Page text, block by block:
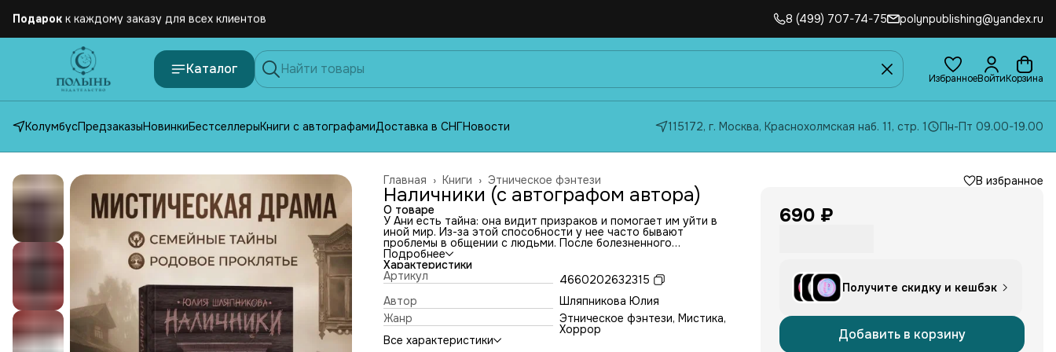
Бесплатная доставка по России от 2500 рублей 8 (499) 707-74-75 polynpublishing@yandex.ru
Каталог
ИзбранноеВойтиКорзина
КолумбусПредзаказыНовинкиБестселлерыКниги с автографамиДоставка в СНГНовости 115172, г. Москва, Краснохолмская наб. 11, стр. 1 Пн-Пт 09.00-19.00
Этническое фэнтези
Книги ›
Главная ›
Наличники (с автографом автора)
О товаре
У Ани есть тайна: она видит призраков и помогает им уйти в
иной мир. Из-за этой способности у нее часто бывают
проблемы в общении с людьми. После болезненного
расставания девушка возвращается в родной город
Джукетау, чтобы начать жизнь с чистого листа. Пытаясь
справиться с писательским кризисом и одиночеством, Аня
начинает вести блог, в котором публикует фотографии
старинных домов с наличниками.
Однажды, делая очередной снимок, она сталкивается с
хозяйкой дома и ее внуком — историком Русланом. Они
сближаются, но родственники, живые и мертвые, против их
отношений, потому что Руслан — татарин, а Аня — русская.
Подробнее
Характеристики
Артикул
4660202632315
Автор
Шляпникова Юлия
Жанр
Этническое фэнтези, Мистика,
Хоррор
Все характеристики
В избранное
690 ₽
Получите скидку и кешбэк
Добавить в корзину